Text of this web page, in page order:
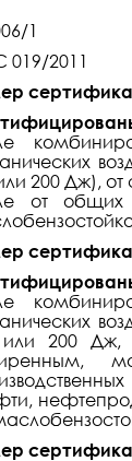
1
019/2011
200 Дж), от
от общих
200 Дж,